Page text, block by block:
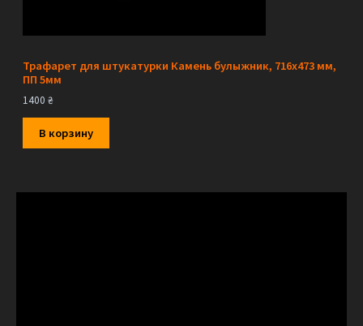
Трафарет для штукатурки Камень булыжник, 716х473 мм,
ПП 5мм
1400 ₴
В корзину